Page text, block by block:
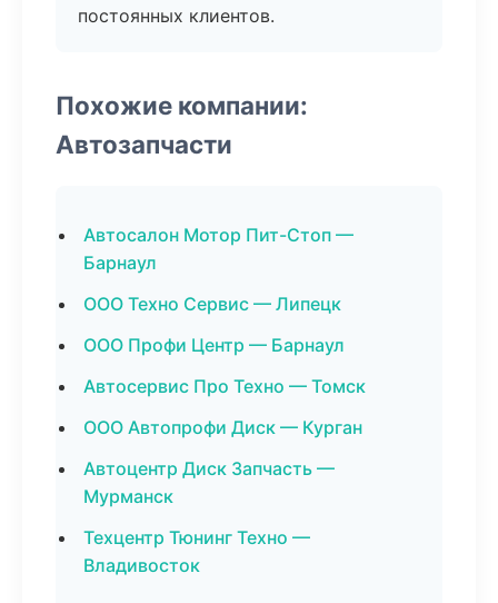
постоянных клиентов.
Похожие компании:
Автозапчасти
Автосалон Мотор Пит-Стоп —
Барнаул
ООО Техно Сервис — Липецк
ООО Профи Центр — Барнаул
Автосервис Про Техно — Томск
ООО Автопрофи Диск — Курган
Автоцентр Диск Запчасть —
Мурманск
Техцентр Тюнинг Техно —
Владивосток